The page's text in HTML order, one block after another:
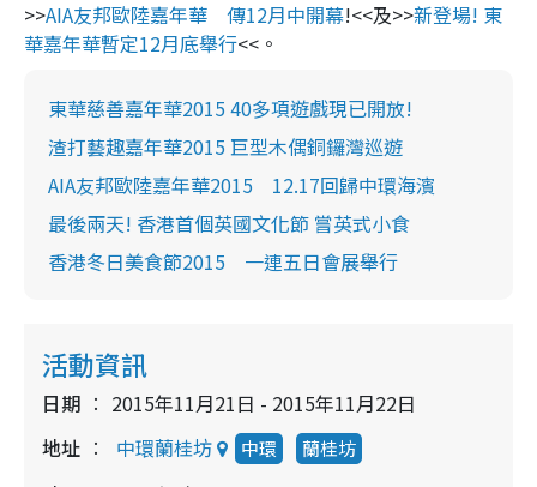
>>AIA友邦歐陸嘉年華 傳12月中開幕!<<及>>新登場! 東
華嘉年華暫定12月底舉行<<。
東華慈善嘉年華2015 40多項遊戲現已開放!
渣打藝趣嘉年華2015 巨型木偶銅鑼灣巡遊
AIA友邦歐陸嘉年華2015 12.17回歸中環海濱
最後兩天! 香港首個英國文化節 嘗英式小食
香港冬日美食節2015 一連五日會展舉行
活動資訊
日期
2015年11月21日 - 2015年11月22日
地址
中環蘭桂坊 中環 蘭桂坊